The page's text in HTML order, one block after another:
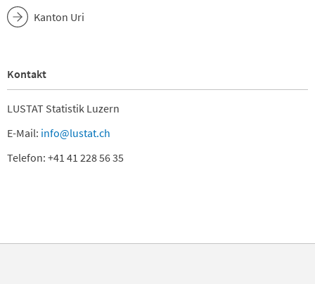
Kanton Uri
Kontakt
LUSTAT Statistik Luzern
E-Mail: info@lustat.ch
Telefon: +41 41 228 56 35